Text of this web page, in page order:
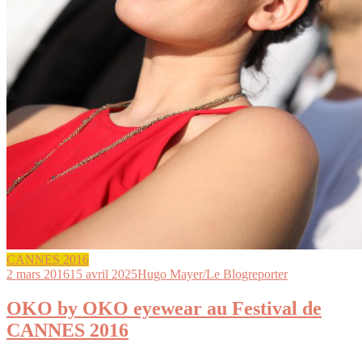
CANNES 2016
2 mars 201615 avril 2025Hugo Mayer/Le Blogreporter
OKO by OKO eyewear au Festival de
CANNES 2016